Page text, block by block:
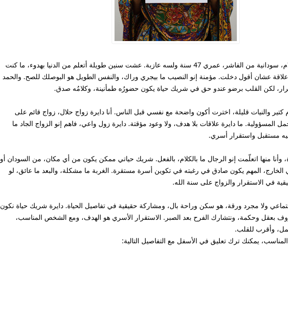
اسمي رحاب عبد السلام، سودانية من الفاشر، عمري 47 سنة ولسه عازبة. عشت سنين طويلة أتعلم من الدنيا بهدوء، ما كنت
عشان أقول دخلت. مؤمنة إنو النصيب ما بيجري وراك، والنفس الطويل هو البوصلك للصح. والحمد
لكن القلب برضو عندو حق في شريك حياة يكون حضورُه طمأنينة، وكلامُه صدق.
والنيات قليلة، اخترت أكون واضحة مع نفسي قبل الناس. أنا دايرة زواج حلال، زواج قائم على
المسؤولية. ما دايرة علاقات بلا هدف، ولا وعود مؤقتة. دايرة زول واعي، فاهم إنو الزواج الجاد ما
مستقبل واستقرار أسري.
وأنا منها اتعلّمت إنو الرجال ما بالكلام، بالفعل. شريك حياتي ممكن يكون من أي مكان، من السودان أو
المهم يكون صادق في رغبته في تكوين أسرة مستقرة. الغربة ما مشكلة، والبعد ما عائق، لو
في الاستقرار والزواج على سنة الله.
ولا مجرد ورقة، هو سكن وراحة بال، ومشاركة حقيقية في تفاصيل الحياة. دايرة شريك حياة نكون
بعقل وحكمة، ونتشارك الفرح بعد الصبر. الاستقرار الأسري هو الهدف، ومع الشخص المناسب،
وأقرب للقلب.
يمكنك ترك تعليق في الأسفل مع التفاصيل التالية: